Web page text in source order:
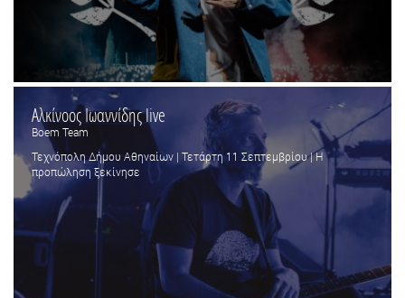
Αλκίνοος Ιωαννίδης live
Boem Team
Τεχνόπολη Δήμου Αθηναίων | Τετάρτη 11 Σεπτεμβρίου | Η
προπώληση ξεκίνησε